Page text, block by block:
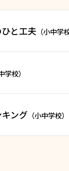
と工夫 （小中学
学校）
ング （小中学校）